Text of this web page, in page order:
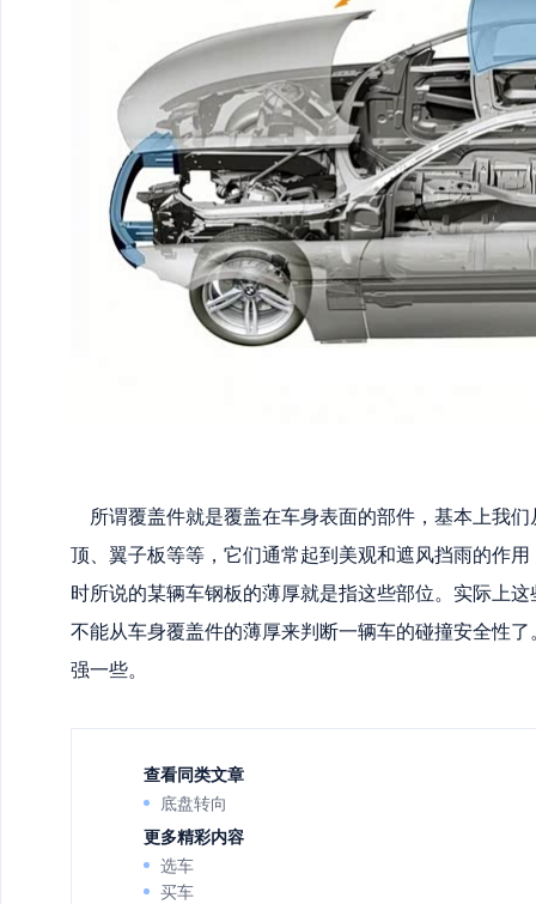
所谓覆盖件就是覆盖在车身表面的部件，基本上我
顶、翼子板等等，它们通常起到美观和遮风挡雨的作
时所说的某辆车钢板的薄厚就是指这些部位。实际上
不能从车身覆盖件的薄厚来判断一辆车的碰撞安全性
强一些。
查看同类文章
底盘转向
更多精彩内容
选车
买车